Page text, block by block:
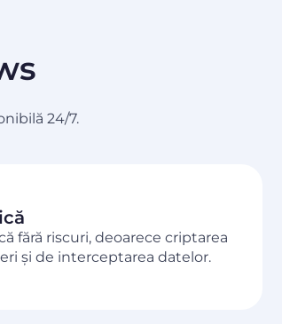
24/7.
fără riscuri, deoarece criptarea
și de interceptarea datelor.